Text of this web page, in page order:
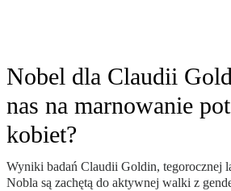
Nobel dla Claudii
nas na marnowanie
kobiet?
Wyniki badań Claudii Goldin, tegorocznej
Nobla są zachętą do aktywnej walki z